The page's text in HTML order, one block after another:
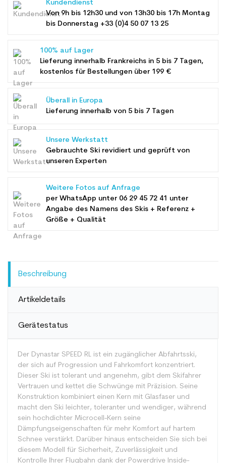
Kundendienst
Von 9h bis 12h30 und von 13h30 bis 17h Montag
bis Donnerstag +33 (0)4 50 07 13 25
100% auf Lager
Lieferung innerhalb Frankreichs in 5 bis 7 Tagen,
kostenlos für Bestellungen über 199 €
Überall in Europa
Lieferung innerhalb von 5 bis 7 Tagen
Unsere Werkstatt
Gebrauchte Ski revidiert und geprüft von
unseren Experten
Weitere Fotos auf Anfrage
per WhatsApp unter 06 29 45 72 41 unter
Angabe des Namens des Skis + Referenz +
Größe + Qualität
Beschreibung
Artikeldetails
Gerätestatus
Der Dynastar SPEED RL ist ein zugänglicher Abfahrtsski,
der sich auf Progression und Fahrkomfort konzentriert.
Dieser Ski ist tolerant und angenehm, gibt dem Skifahrer
Vertrauen und kettet die Schwünge mit Präzision. Seine
Konstruktion kombiniert einen Kern mit Glasfaser und
macht den Ski leichter, toleranter und wendiger, während
sein hochdichter Microcell-Kern seine
Dämpfungseigenschaften für mehr Komfort auf hartem
Schnee verstärkt. Darüber hinaus entscheiden Sie sich bei
diesem Modell für Sicherheit, Zuverlässigkeit und
Kontrolle Ihrer Flugbahn dank der Powerdrive Inside-